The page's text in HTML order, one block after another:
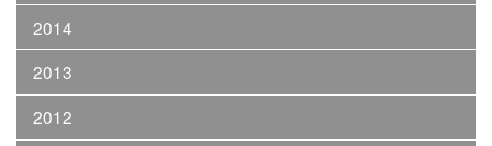
2014
2013
2012